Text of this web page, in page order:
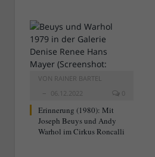
VON RAINER BARTEL
06.12.2022
0
Erinnerung (1980): Mit
Joseph Beuys und Andy
Warhol im Cirkus Roncalli